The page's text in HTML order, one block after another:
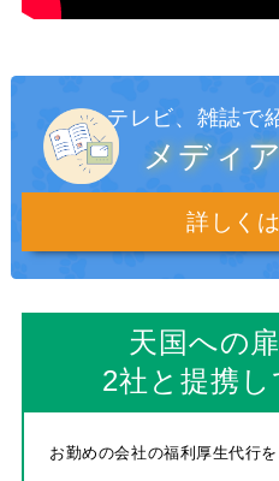
テレビ、雑誌で
メディ
詳しく
天国への
2社と提携し
お勤めの会社の福利厚生代行